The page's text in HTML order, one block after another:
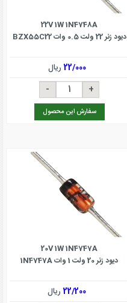
22V 1W 1N4748A
دیود زنر 22 ولت 0.5 وات BZX55C22
22/000ریال
سفارش این محصول
20V 1W 1N4747A
دیود زنر 20 ولت 1 وات 1N4747A
22/200ریال